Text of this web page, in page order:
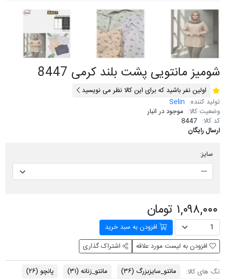
شومیز مانتویی پشت بلند کرمی 8447
اولین نفر باشید که برای این کالا نظر می نویسید
تولید کننده: Selin
وضعیت کالا: موجود در انبار
کد کالا: 8447
ارسال رایگان
سایز:
۱,۰۹۸,۰۰۰ تومان
افزودن به سبد خرید
افزودن به لیست مورد علاقه
اشتراک گذاری
تگ های کالا: مانتو_سایزبزرگ (۳۶) مانتو_زنانه (۳۱) پانچو (۲۶)